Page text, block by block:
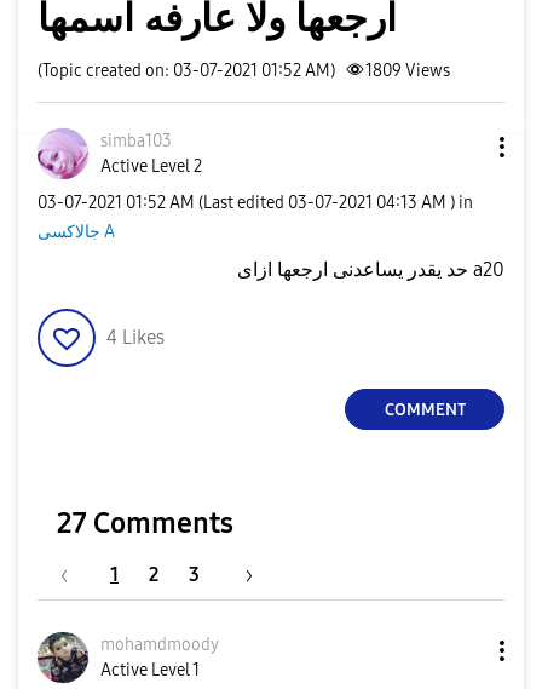
ارجعها ولا عارفه اسمها
(Topic created on: 03-07-2021 01:52 AM) 1809 Views
simba103
Active Level 2
‎03-07-2021 01:52 AM (Last edited ‎03-07-2021 04:13 AM ) in
جالاكسى A
حد يقدر يساعدنى ارجعها ازاى a20
4 Likes
COMMENT
27 Comments
1 2 3
mohamdmoody
Active Level 1